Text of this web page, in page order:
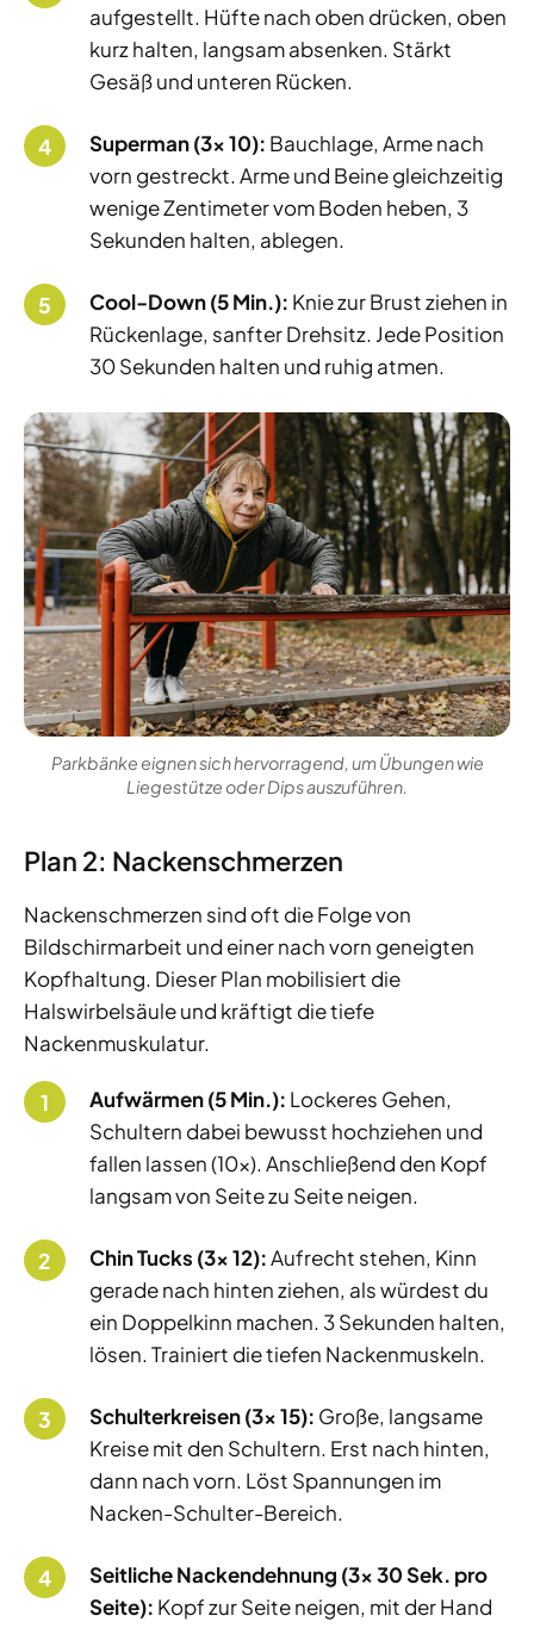
aufgestellt. Hüfte nach oben drücken, oben
kurz halten, langsam absenken. Stärkt
Gesäß und unteren Rücken.
Superman (3x 10): Bauchlage, Arme nach
vorn gestreckt. Arme und Beine gleichzeitig
wenige Zentimeter vom Boden heben, 3
Sekunden halten, ablegen.
Cool-Down (5 Min.): Knie zur Brust ziehen in
Rückenlage, sanfter Drehsitz. Jede Position
30 Sekunden halten und ruhig atmen.
Parkbänke eignen sich hervorragend, um Übungen wie
Liegestütze oder Dips auszuführen.
Plan 2: Nackenschmerzen
Nackenschmerzen sind oft die Folge von
Bildschirmarbeit und einer nach vorn geneigten
Kopfhaltung. Dieser Plan mobilisiert die
Halswirbelsäule und kräftigt die tiefe
Nackenmuskulatur.
Aufwärmen (5 Min.): Lockeres Gehen,
Schultern dabei bewusst hochziehen und
fallen lassen (10x). Anschließend den Kopf
langsam von Seite zu Seite neigen.
Chin Tucks (3x 12):Aufrecht stehen, Kinn
gerade nach hinten ziehen, als würdest du
ein Doppelkinn machen. 3 Sekunden halten,
lösen. Trainiert die tiefen Nackenmuskeln.
Schulterkreisen (3x 15): Große, langsame
Kreise mit den Schultern. Erst nach hinten,
dann nach vorn. Löst Spannungen im
Nacken-Schulter-Bereich.
Seitliche Nackendehnung (3x 30 Sek. pro
Seite): Kopf zur Seite neigen, mit der Hand